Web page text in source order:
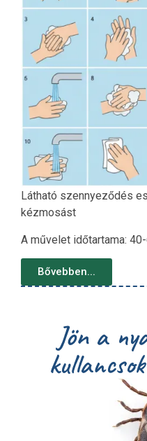
Látható szennyeződés
kézmosást
A művelet időtartama:
Bővebben...
Jön a